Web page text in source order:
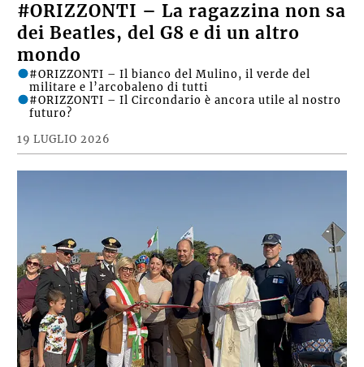
#ORIZZONTI – La ragazzina non sa
dei Beatles, del G8 e di un altro
mondo
19 LUGLIO 2026
#ORIZZONTI – Il bianco del Mulino, il verde del
militare e l’arcobaleno di tutti
#ORIZZONTI – Il Circondario è ancora utile al nostro
futuro?